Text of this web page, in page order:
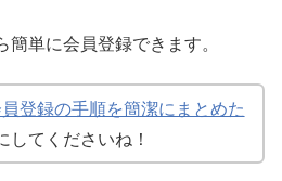
単に会員登録できます。
登録の手順を簡潔にまとめた
してくださいね！